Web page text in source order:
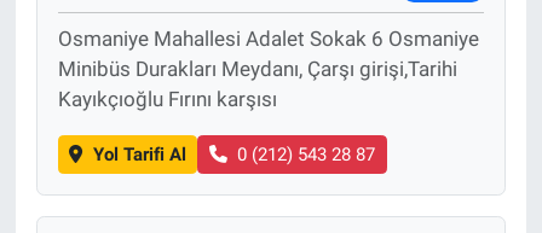
Osmaniye Mahallesi Adalet Sokak 6 Osmaniye
Minibüs Durakları Meydanı, Çarşı girişi,Tarihi
Kayıkçıoğlu Fırını karşısı
Yol Tarifi Al 0 (212) 543 28 87